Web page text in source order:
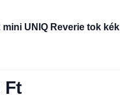
mini UNIQ Reverie tok kék
Ft